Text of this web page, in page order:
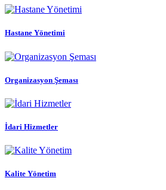
Hastane Yönetimi
Organizasyon Şeması
İdari Hizmetler
Kalite Yönetim